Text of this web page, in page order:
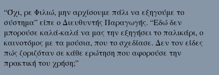
“Όχι, ρε Φιλιώ, μην αρχίσουμε πάλι να εξηγούμε το
σύστημα” είπε ο Διευθυντής Παραγωγής. “Εδώ δεν
μπορούσε καλά-καλά να μας την εξηγήσει το παλικάρι, ο
καινοτόμος με τα μούσια, που το σχεδίασε. Δεν τον είδες
πώς ζοριζόταν σε κάθε ερώτηση που αφορούσε την
πρακτική του χρήση;”